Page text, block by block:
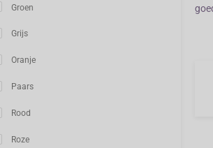
Groen
Grijs
Oranje
Paars
Rood
Roze